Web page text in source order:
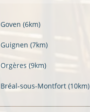
Goven (6km)
Guignen (7km)
Orgères (9km)
Bréal-sous-Montfort (10km)